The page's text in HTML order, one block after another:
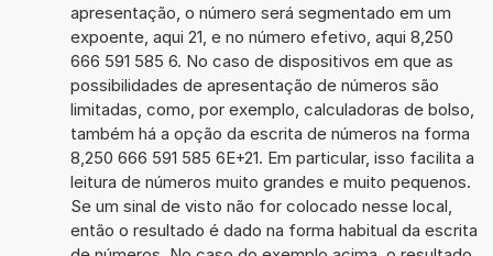
apresentação, o número será segmentado em um
expoente, aqui 21, e no número efetivo, aqui 8,250
666 591 585 6. No caso de dispositivos em que as
possibilidades de apresentação de números são
limitadas, como, por exemplo, calculadoras de bolso,
também há a opção da escrita de números na forma
8,250 666 591 585 6E+21. Em particular, isso facilita a
leitura de números muito grandes e muito pequenos.
Se um sinal de visto não for colocado nesse local,
então o resultado é dado na forma habitual da escrita